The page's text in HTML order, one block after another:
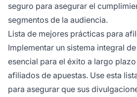
seguro para asegurar el
segmentos de la audiencia.
Lista de mejores prácticas para
Implementar un sistema integral
esencial para el éxito a largo
afiliados de apuestas. Use esta
para asegurar que sus